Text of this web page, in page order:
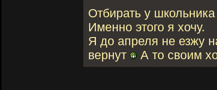
Отбирать у
Именно этого я хочу.
Я до апреля не езжу
вернут
А то своим